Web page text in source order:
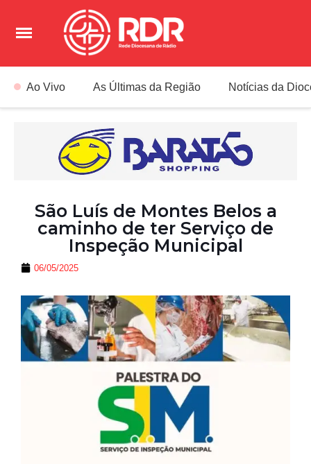
Ao Vivo As Últimas da Região Notícias da
São Luís de Montes Belos a
caminho de ter Serviço de
Inspeção Municipal
06/05/2025